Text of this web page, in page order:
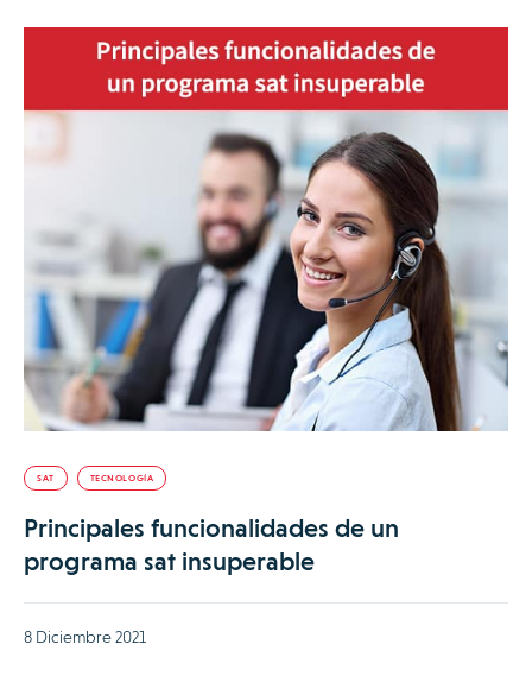
SAT TECNOLOGÍA
Principales funcionalidades de un
programa sat insuperable
8 Diciembre 2021